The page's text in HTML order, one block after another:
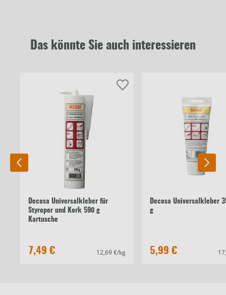
Das könnte Sie auch interessieren
Decosa Universalkleber für
Styropor und Kork 590 g
Kartusche
12,69 €/kg
7,49 €
Decosa Universalkleber
g
5,99 €